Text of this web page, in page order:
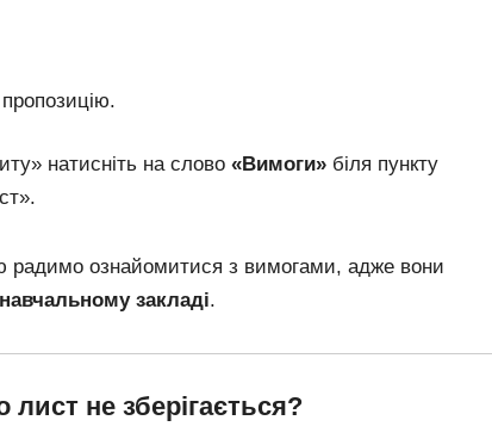
натисніть на слово «Вимоги» біля пункту
радимо ознайомитися з вимогами, адже вони
закладі.
не зберігається?